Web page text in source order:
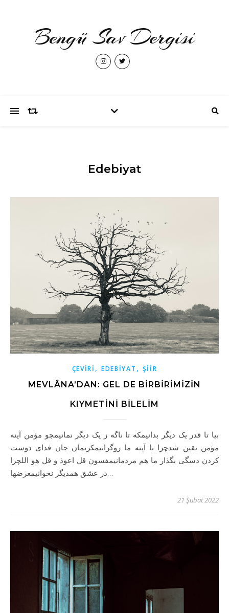
Bengü Sav Dergisi
Edebiyat
ÇEVIRI , EDEBIYAT , ŞIIR
MEVLÂNA’DAN: GEL DE BIRBIRIMIZIN
KIYMETINI BILELIM
بیا تا قدر یک دیگر بدانیمکه تا ناگه ز یک دیگر نمانیمچو مؤمن آینه
مؤمن یقین شدچرا با آینه ما روگرانیمکریمان جان فدای دوست
کردن دسگی بگذار ما هم مردمانیمفسون قل اعوذ و قل هو اللچرا
در عشق همدیگر نخوانیمغرضها…
21 Şubat 2022